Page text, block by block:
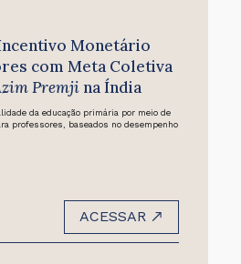
Monetário
com Meta Coletiva
Premjina Índia
da educação primária por meio de
professores, baseados no desempenho
ACESSAR